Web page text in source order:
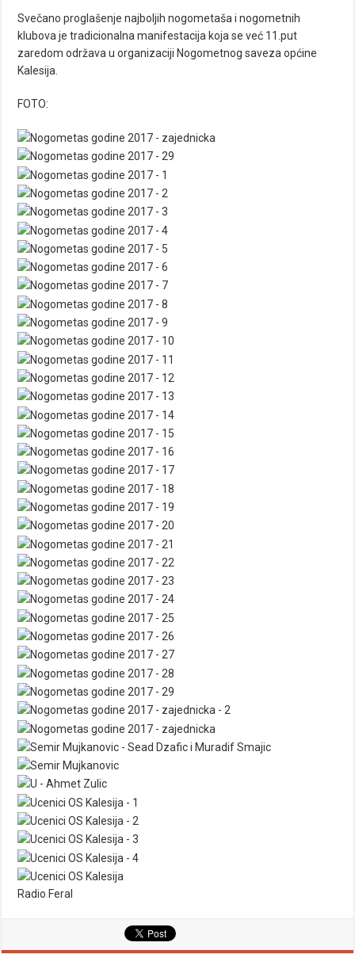
Svečano proglašenje najboljih nogometaša i nogometnih
klubova je tradicionalna manifestacija koja se već 11.put
zaredom održava u organizaciji Nogometnog saveza općine
Kalesija.
FOTO:
Radio Feral